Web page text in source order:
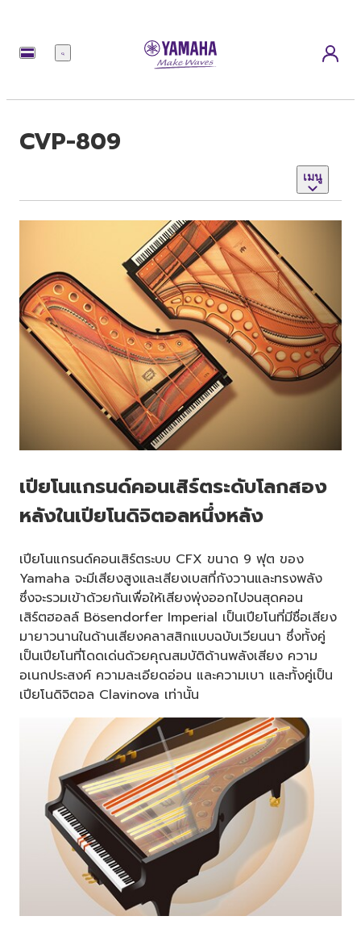
เมนู
CVP-809
เมนู
เปียโนแกรนด์คอนเสิร์ตระดับโลกสอง
หลังในเปียโนดิจิตอลหนึ่งหลัง
เปียโนแกรนด์คอนเสิร์ตระบบ CFX ขนาด 9 ฟุต ของ
Yamaha จะมีเสียงสูงและเสียงเบสที่กังวานและทรงพลัง
ซึ่งจะรวมเข้าด้วยกันเพื่อให้เสียงพุ่งออกไปจนสุดคอน
เสิร์ตฮอลล์ Bösendorfer Imperial เป็นเปียโนที่มีชื่อเสียง
มายาวนานในด้านเสียงคลาสสิกแบบฉบับเวียนนา ซึ่งทั้งคู่
เป็นเปียโนที่โดดเด่นด้วยคุณสมบัติด้านพลังเสียง ความ
อเนกประสงค์ ความละเอียดอ่อน และความเบา และทั้งคู่เป็น
เปียโนดิจิตอล Clavinova เท่านั้น